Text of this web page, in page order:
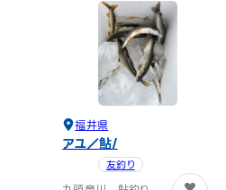
福井県
アユ／鮎
友釣り